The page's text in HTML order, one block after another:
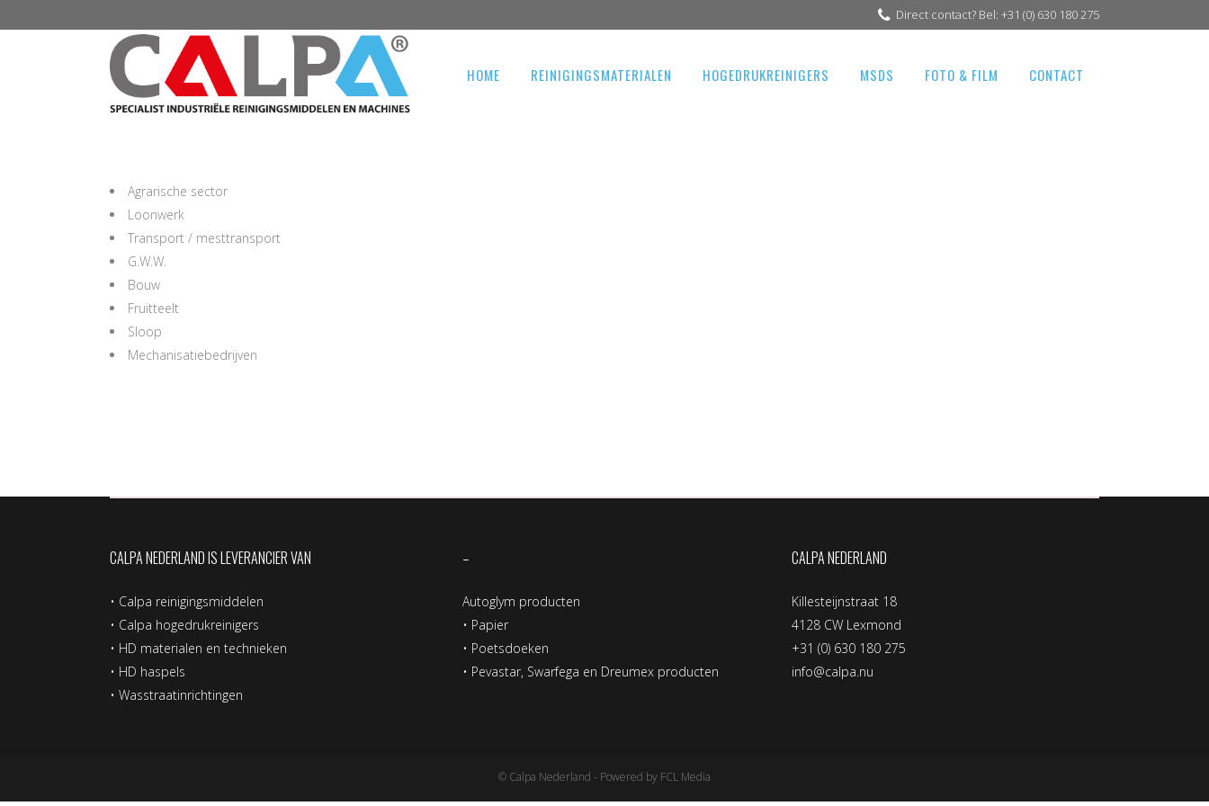
Direct contact? Bel: +31 (0) 630 180 275
HOME REINIGINGSMATERIALEN HOGEDRUKREINIGERS MSDS FOTO & FILM CONTACT
Agrarische sector
Loonwerk
Transport / mesttransport
G.W.W.
Bouw
Fruitteelt
Sloop
Mechanisatiebedrijven
CALPA NEDERLAND IS LEVERANCIER VAN
• Calpa reinigingsmiddelen
• Calpa hogedrukreinigers
• HD materialen en technieken
• HD haspels
• Wasstraatinrichtingen
–
Autoglym producten
• Papier
• Poetsdoeken
• Pevastar, Swarfega en Dreumex producten
CALPA NEDERLAND
Killesteijnstraat 18
4128 CW Lexmond
+31 (0) 630 180 275
info@calpa.nu
© Calpa Nederland - Powered by FCL Media